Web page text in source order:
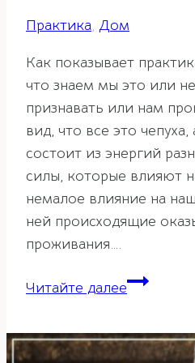
Практика, Дом
Как показывает
что знаем мы это или
признавать или нам
вид, что все это чепуха,
состоит из энергий
силы, которые влияют
немалое влияние на
ней происходящие
проживания….
Читайте далееСоветы
для